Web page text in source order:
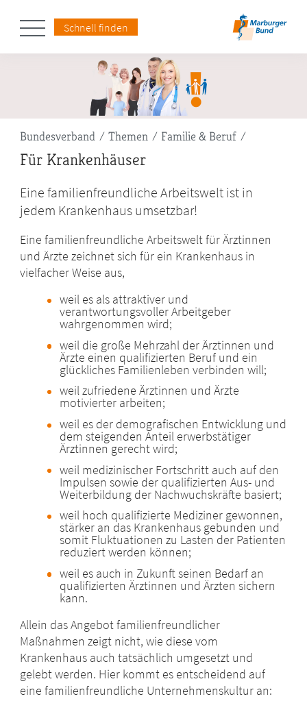
Schnell finden
Pfadnavigation
Bundesverband Themen Familie & Beruf
Für Krankenhäuser
Eine familienfreundliche Arbeitswelt ist in
jedem Krankenhaus umsetzbar!
Eine familienfreundliche Arbeitswelt für Ärztinnen
und Ärzte zeichnet sich für ein Krankenhaus in
vielfacher Weise aus,
weil es als attraktiver und
verantwortungsvoller Arbeitgeber
wahrgenommen wird;
weil die große Mehrzahl der Ärztinnen und
Ärzte einen qualifizierten Beruf und ein
glückliches Familienleben verbinden will;
weil zufriedene Ärztinnen und Ärzte
motivierter arbeiten;
weil es der demografischen Entwicklung und
dem steigenden Anteil erwerbstätiger
Ärztinnen gerecht wird;
weil medizinischer Fortschritt auch auf den
Impulsen sowie der qualifizierten Aus- und
Weiterbildung der Nachwuchskräfte basiert;
weil hoch qualifizierte Mediziner gewonnen,
stärker an das Krankenhaus gebunden und
somit Fluktuationen zu Lasten der Patienten
reduziert werden können;
weil es auch in Zukunft seinen Bedarf an
qualifizierten Ärztinnen und Ärzten sichern
kann.
Allein das Angebot familienfreundlicher
Maßnahmen zeigt nicht, wie diese vom
Krankenhaus auch tatsächlich umgesetzt und
gelebt werden. Hier kommt es entscheidend auf
eine familienfreundliche Unternehmenskultur an: